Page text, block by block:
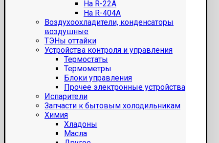
На R-22A
На R-404A
Воздухоохладители, конденсаторы
воздушные
ТЭНы оттайки
Устройства контроля и управления
Термостаты
Термометры
Блоки управления
Прочее электронные устройства
Испарители
Запчасти к бытовым холодильникам
Химия
Хладоны
Масла